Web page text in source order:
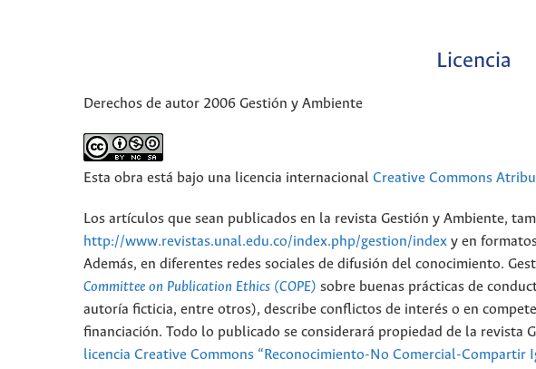
Licencia
Derechos de autor 2006 Gestión y Ambiente
Esta obra está bajo una licencia internacional Creative Commons
Los artículos que sean publicados en la revista Gestión y Ambiente,
http://www.revistas.unal.edu.co/index.php/gestion/index y en
Además, en diferentes redes sociales de difusión del conocimiento.
Committee on Publication Ethics (COPE) sobre buenas prácticas de
autoría ficticia, entre otros), describe conflictos de interés o en
financiación. Todo lo publicado se considerará propiedad de la revista
licencia Creative Commons “Reconocimiento-No Comercial-Compartir